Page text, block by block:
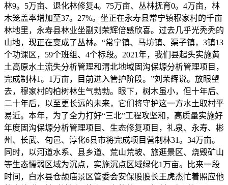
林9。5万亩、退化林修复4。75万亩、丛林抚育0。4万亩，林
木笼盖率增加至37。27%。坐正在永寿县常宁镇穆家村的千亩
林地里，永寿县林业坐副刘荣辉倍感欣喜。过去几乎光秃秃的
山地，现正在变成了丛林。“常宁镇、马坊镇、渠子镇，3镇13
个功课区，59个班组、4个标段。2021年，我们县起头实施黄
土高原水土流失分析管理和渭北地域固沟保塬分析管理项目，
完成制林1。1万亩，目前进入管护阶段。”刘荣辉说。放眼望
去，穆家村的柏树林生气勃勃。眼下，树木虽小，但十年后、
二十年后，以至更长远的未来，它们将守护这一方水土取村平
易近。本年，为了全力打好“三北”工程攻坚和，高质量实施好
年度固沟保塬分析管理项目、生态修复项目，礼泉、永寿、彬
州、长武、旬邑、淳化6县市将完成项目营制林31。34万亩。
同时，以河道水系、县乡道、荒山荒坡、旅逛景区、烧毁矿山
等生态懦弱区域为沉点，实施沉点区域绿化1万亩。比来一段
时间，白水县仓颉庙景区管委会安保股股长王虎杰忙着照应他